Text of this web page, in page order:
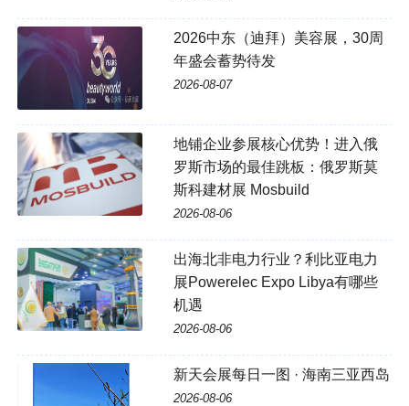
2026中东（迪拜）美容展，30周
年盛会蓄势待发
2026-08-07
地铺企业参展核心优势！进入俄
罗斯市场的最佳跳板：俄罗斯莫
斯科建材展 Mosbuild
2026-08-06
出海北非电力行业？利比亚电力
展Powerelec Expo Libya有哪些
机遇
2026-08-06
新天会展每日一图 · 海南三亚西岛
2026-08-06